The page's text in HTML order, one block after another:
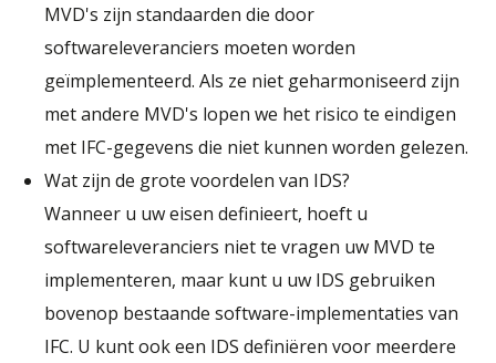
MVD's zijn standaarden die door
softwareleveranciers moeten worden
geïmplementeerd. Als ze niet geharmoniseerd zijn
met andere MVD's lopen we het risico te eindigen
met IFC-gegevens die niet kunnen worden gelezen.
Wat zijn de grote voordelen van IDS?
Wanneer u uw eisen definieert, hoeft u
softwareleveranciers niet te vragen uw MVD te
implementeren, maar kunt u uw IDS gebruiken
bovenop bestaande software-implementaties van
IFC. U kunt ook een IDS definiëren voor meerdere